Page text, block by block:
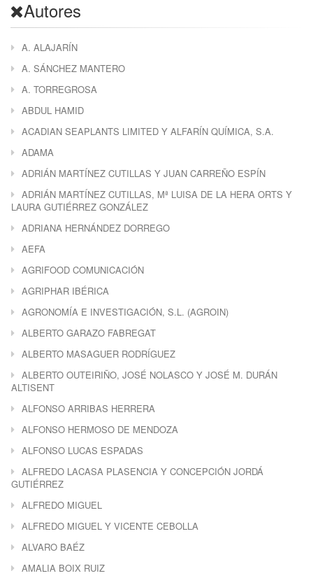
Autores
A. ALAJARÍN
A. SÁNCHEZ MANTERO
A. TORREGROSA
ABDUL HAMID
ACADIAN SEAPLANTS LIMITED Y ALFARÍN QUÍMICA, S.A.
ADAMA
ADRIÁN MARTÍNEZ CUTILLAS Y JUAN CARREÑO ESPÍN
ADRIÁN MARTÍNEZ CUTILLAS, Mª LUISA DE LA HERA ORTS Y
LAURA GUTIÉRREZ GONZÁLEZ
ADRIANA HERNÁNDEZ DORREGO
AEFA
AGRIFOOD COMUNICACIÓN
AGRIPHAR IBÉRICA
AGRONOMÍA E INVESTIGACIÓN, S.L. (AGROIN)
ALBERTO GARAZO FABREGAT
ALBERTO MASAGUER RODRÍGUEZ
ALBERTO OUTEIRIÑO, JOSÉ NOLASCO Y JOSÉ M. DURÁN
ALTISENT
ALFONSO ARRIBAS HERRERA
ALFONSO HERMOSO DE MENDOZA
ALFONSO LUCAS ESPADAS
ALFREDO LACASA PLASENCIA Y CONCEPCIÓN JORDÁ
GUTIÉRREZ
ALFREDO MIGUEL
ALFREDO MIGUEL Y VICENTE CEBOLLA
ALVARO BAÉZ
AMALIA BOIX RUIZ